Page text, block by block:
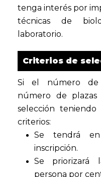
tenga interés por
técnicas de
laboratorio.
Criterios de
Si el número de
número de plazas
selección
criterios:
Se tendrá
inscripción.
Se priorizará
persona por